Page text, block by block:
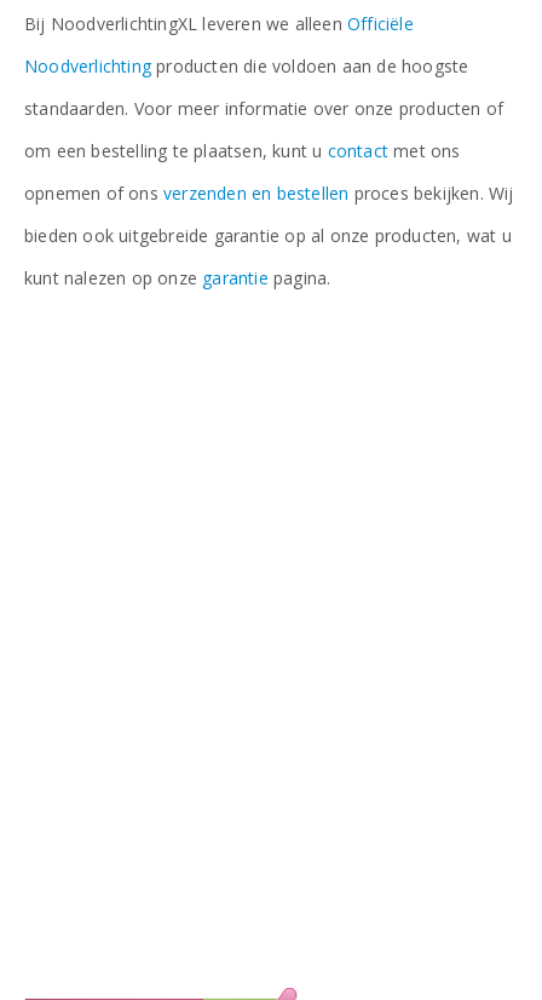
Bij NoodverlichtingXL leveren we alleen Officiële
Noodverlichtingproducten die voldoen aan de hoogste
standaarden. Voor meer informatie over onze producten of
om een bestelling te plaatsen, kunt u contact met ons
opnemen of ons verzenden en bestellen proces bekijken. Wij
bieden ook uitgebreide garantie op al onze producten, wat u
kunt nalezen op onze garantie pagina.